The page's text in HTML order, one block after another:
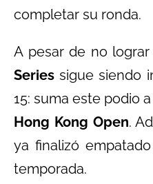
completar su ronda.
A pesar de no
Series sigue siendo
15: suma este podio
Hong Kong Open.
ya finalizó
temporada.